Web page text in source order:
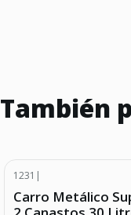
También
1231 |
Carro Metálico